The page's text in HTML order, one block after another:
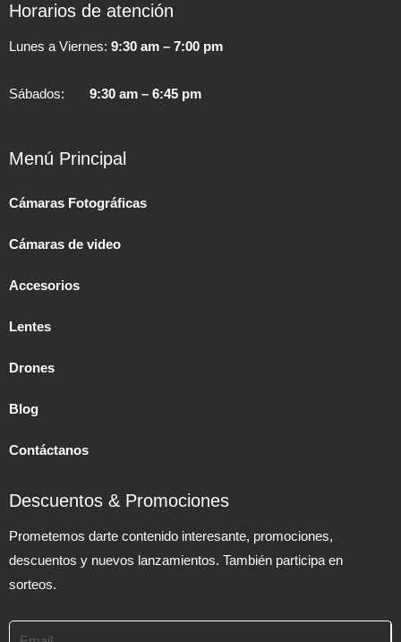
Horarios de atención
Lunes a Viernes: 9:30 am – 7:00 pm
Sábados: 9:30 am – 6:45 pm
Menú Principal
Cámaras Fotográficas
Cámaras de video
Accesorios
Lentes
Drones
Blog
Contáctanos
Descuentos & Promociones
Prometemos darte contenido interesante, promociones,
descuentos y nuevos lanzamientos. También participa en
sorteos.